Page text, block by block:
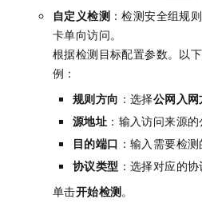
自定义检测 ：检测安全组规
卡单向访问。
根据检测目标配置参数。以
例：
规则方向 ：选择公网入网
源地址 ：输入访问来源
目的端口 ：输入需要检测
协议类型 ：选择对应的协
单击开始检测。